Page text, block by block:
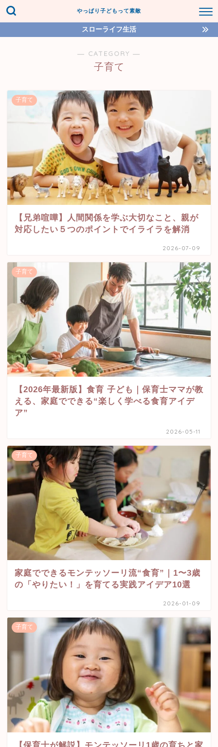
やっぱり子どもって素敵
スローライフ生活
― CATEGORY ―
子育て
子育て
【兄弟喧嘩】人間関係を学ぶ大切なこと、親が
対応したい５つのポイントでイライラを解消
2026-07-09
子育て
【2026年最新版】食育 子ども｜保育士ママが教
える、家庭でできる“楽しく学べる食育アイデ
ア”
2026-05-11
子育て
家庭でできるモンテッソーリ流“食育”｜1〜3歳
の「やりたい！」を育てる実践アイデア10選
2026-01-09
子育て
【保育士が解説】モンテッソーリ1歳の育ちと家